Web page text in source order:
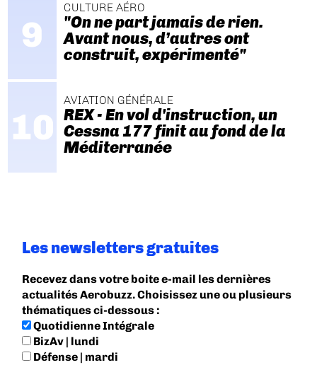
CULTURE AÉRO
"On ne part jamais de rien.
Avant nous, d’autres ont
construit, expérimenté"
AVIATION GÉNÉRALE
REX - En vol d'instruction, un
Cessna 177 finit au fond de la
Méditerranée
Les newsletters gratuites
Recevez dans votre boite e-mail les dernières
actualités Aerobuzz. Choisissez une ou plusieurs
thématiques ci-dessous :
Quotidienne Intégrale
BizAv | lundi
Défense | mardi